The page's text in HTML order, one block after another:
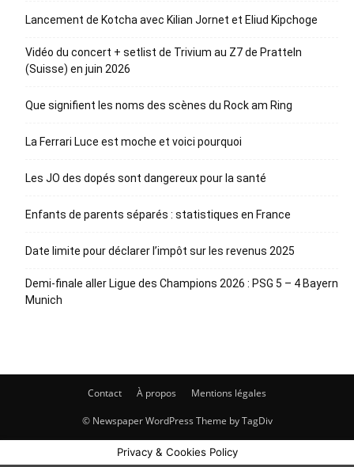
Lancement de Kotcha avec Kilian Jornet et Eliud Kipchoge
Vidéo du concert + setlist de Trivium au Z7 de Pratteln
(Suisse) en juin 2026
Que signifient les noms des scènes du Rock am Ring
La Ferrari Luce est moche et voici pourquoi
Les JO des dopés sont dangereux pour la santé
Enfants de parents séparés : statistiques en France
Date limite pour déclarer l’impôt sur les revenus 2025
Demi-finale aller Ligue des Champions 2026 : PSG 5 – 4 Bayern
Munich
Contact À propos Mentions légales
© Newspaper WordPress Theme by TagDiv
Privacy & Cookies Policy